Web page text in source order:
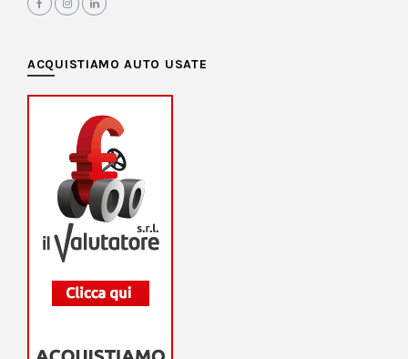
ACQUISTIAMO AUTO USATE